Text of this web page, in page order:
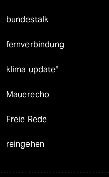
bundestalk
fernverbindung
klima update°
Mauerecho
Freie Rede
reingehen